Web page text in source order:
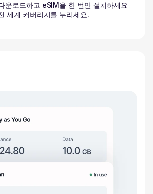
운로드하고 eSIM을 한 번만 설치하세요
세계 커버리지를 누리세요.